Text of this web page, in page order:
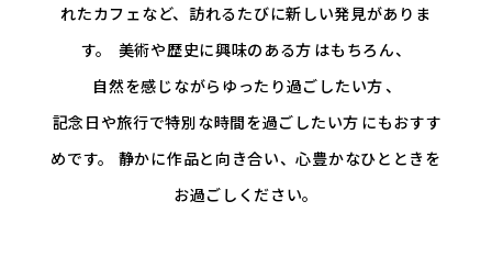
れたカフェなど、訪れるたびに新しい発見がありま
す。
美術や歴史に興味のある方 はもちろん、
自然を感じながらゆったり過ごしたい方、
記念日や旅行で特別な時間を過ごしたい方 にもおすす
めです。
静かに作品と向き合い、心豊かなひとときを
お過ごしください。